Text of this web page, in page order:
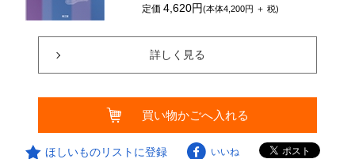
定価4,620円(本体4,200円 ＋ 税)
詳しく見る
買い物かごへ入れる
ほしいものリストに登録 いいね